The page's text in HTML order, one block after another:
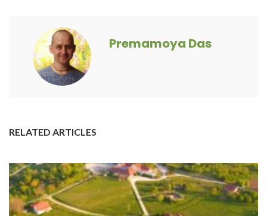
Premamoya Das
RELATED ARTICLES